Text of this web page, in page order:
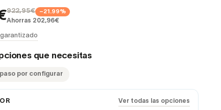
922,95€ −21.99%
Ahorras 202,96€
que necesitas
por configurar
Ver todas las opciones